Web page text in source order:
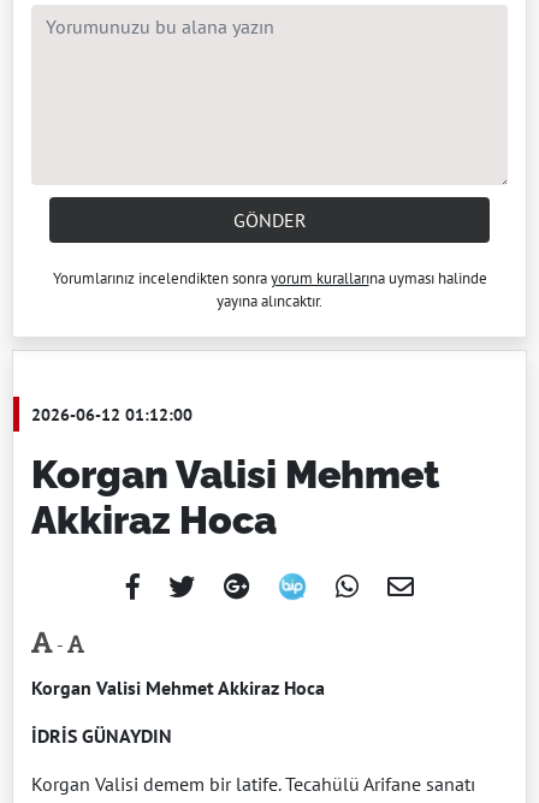
GÖNDER
Yorumlarınız incelendikten sonrayorum kurallarına uyması halinde
yayına alıncaktır.
2026-06-12 01:12:00
Korgan Valisi Mehmet
Akkiraz Hoca
-
Korgan Valisi Mehmet Akkiraz Hoca
İDRİS GÜNAYDIN
Korgan Valisi demem bir latife. Tecahülü Arifane sanatı